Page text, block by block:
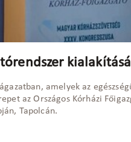
amelyek az
az Országos Kórházi
Tapolcán.